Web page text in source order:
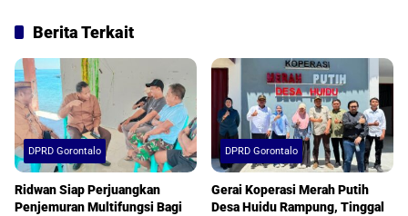
Berita Terkait
DPRD Gorontalo
Ridwan Siap Perjuangkan
Penjemuran Multifungsi Bagi
DPRD Gorontalo
Gerai Koperasi Merah Putih
Desa Huidu Rampung, Tinggal